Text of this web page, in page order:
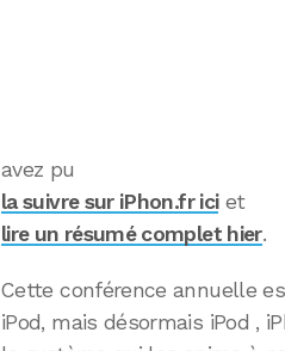
avez pu
la suivre sur iPhon.fr iciet
lire un résumé complet hier.
Cette conférence annuelle
iPod, mais désormais iPod ,